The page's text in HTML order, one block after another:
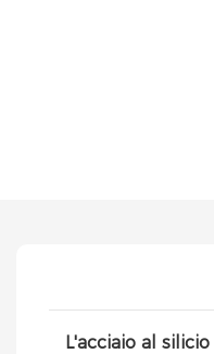
L'acciaio al silicio